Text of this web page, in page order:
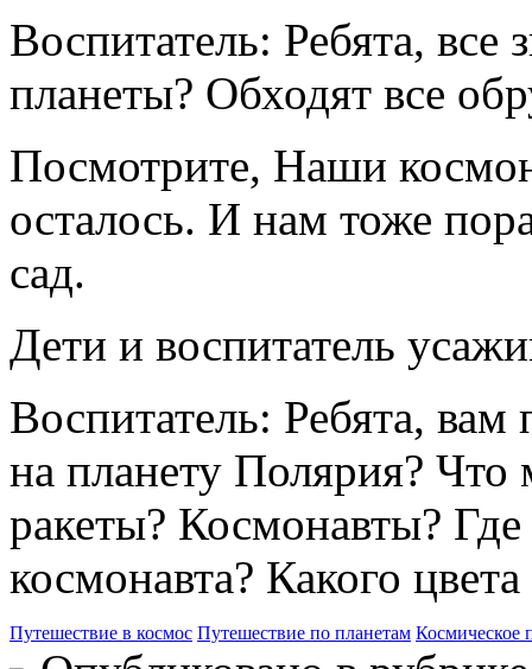
Воспитатель: Ребята,
планеты? Обходят все
Посмотрите, Наши
осталось. И нам тоже
сад.
Дети и воспитатель
Воспитатель: Ребята,
на планету Полярия?
ракеты? Космонавты?
космонавта? Какого
Путешествие в космос Путешествие по планетам Космическое